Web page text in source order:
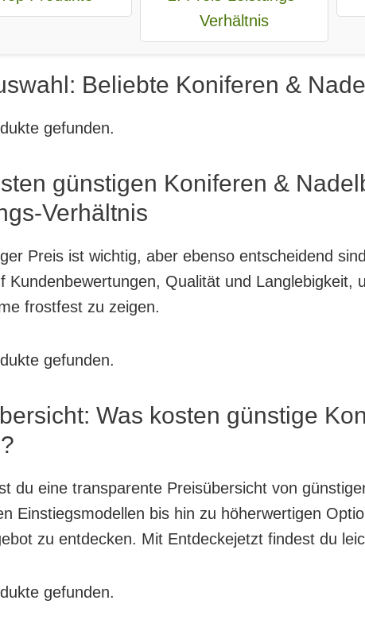
Verhältnis
Beliebte Koniferen &
gefunden.
günstigen Koniferen &
Verhältnis
Preis ist wichtig, aber ebenso entscheidend
Kundenbewertungen, Qualität und Langlebigkeit,
frostfest zu zeigen.
gefunden.
Was kosten günstige
du eine transparente Preisübersicht von
Einstiegsmodellen bis hin zu höherwertigen
zu entdecken. Mit Entdeckejetzt findest du
gefunden.